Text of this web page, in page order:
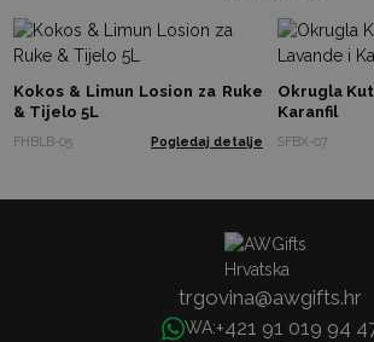
Kokos & Limun Losion za Ruke
& Tijelo 5L
FHBLB-05 Pogledaj detalje
Okrugla
Karanfil
SFBX-07
trgovina@awgifts.hr
WA:+421 91 019 94